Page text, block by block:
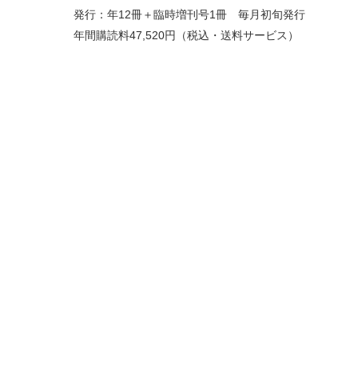
発行：年12冊＋臨時増刊号1冊 毎月初旬発行
年間購読料47,520円（税込・送料サービス）